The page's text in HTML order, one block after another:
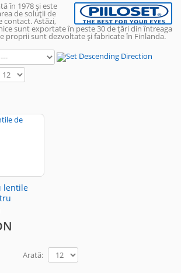
în 1978 și este
de soluții de
contact. Astăzi,
sunt exportate în peste 30 de țări din întreaga
proprii sunt dezvoltate și fabricate în Finlanda.
lentile
Arată: